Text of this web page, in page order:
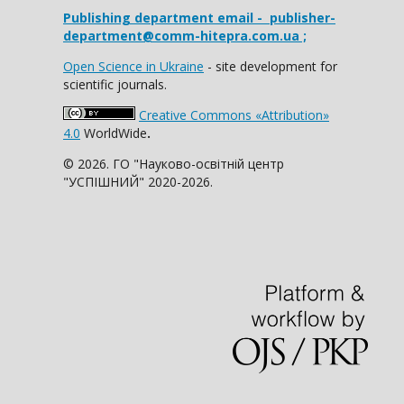
Publishing department email - publisher-
department@comm-hitepra.com.ua ;
Open Science in Ukraine - site development for
scientific journals.
Creative Commons «Attribution»
4.0 WorldWide.
© 2026. ГО "Науково-освітній центр
"УСПІШНИЙ" 2020-2026.